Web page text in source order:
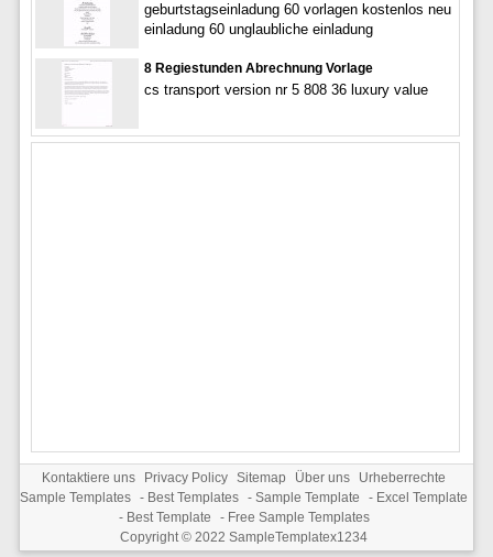
geburtstagseinladung 60 vorlagen kostenlos neu
einladung 60 unglaubliche einladung
8 Regiestunden Abrechnung Vorlage
cs transport version nr 5 808 36 luxury value
Kontaktiere uns Privacy Policy Sitemap Über uns
Urheberrechte
Sample Templates - Best Templates - Sample Template - Excel Template
- Best Template - Free Sample Templates
Copyright © 2022 SampleTemplatex1234